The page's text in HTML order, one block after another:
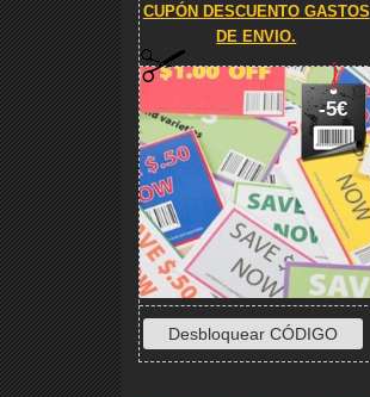
CUPÓN DESCUENTO GASTOS
DE ENVIO.
-5€